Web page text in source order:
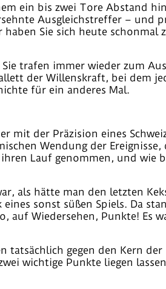
ein bis zwei Tore Abstand
Ausgleichstreffer – und
Sie sich heute schonmal
trafen immer wieder zum
der Willenskraft, bei dem
für ein anderes Mal.
mit der Präzision eines
Wendung der Ereignisse,
Lauf genommen, und wie
als hätte man den letzten
sonst süßen Spiels. Da
auf Wiedersehen, Punkte! Es
tatsächlich gegen den Kern der
wichtige Punkte liegen